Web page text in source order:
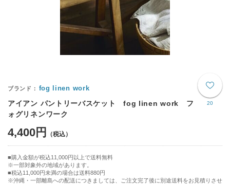
20
fog linen work
アイアン パントリーバスケット fog linen work フ
ォグリネンワーク
4,400円
購入金額が税込11,000円以上で送料無料
※一部対象外の地域があります。
税込11,000円未満の場合は送料880円
※沖縄・一部離島への配送につきましては、ご注文完了後に別途送料をお見積りさせ